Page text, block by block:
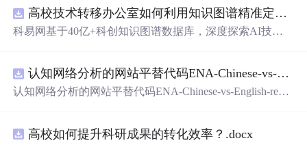
高校技术转移办公室如何利用知识图谱精准定位产业需求与技术适配点？.docx
科易网基于40亿+科创知识图谱数据库，深度探索AI技术
新领域的AI+数智化解决方案，推动科技创新与产业创新
智能化发展。
认知网络分析的网站平替代码ENA-Chinese-vs-English-reproducible.zip
认知网络分析的网站平替代码ENA-Chinese-vs-English-repro
高校如何提升科研成果的转化效率？.docx